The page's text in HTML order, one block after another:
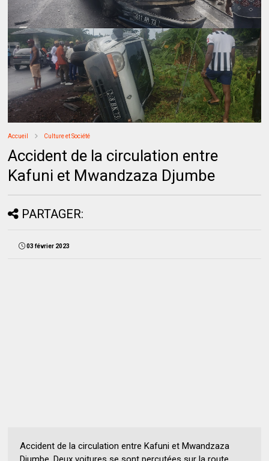
Accueil Culture et Société
Accident de la circulation entre
Kafuni et Mwandzaza Djumbe
PARTAGER:
03 février 2023
Accident de la circulation entre Kafuni et Mwandzaza